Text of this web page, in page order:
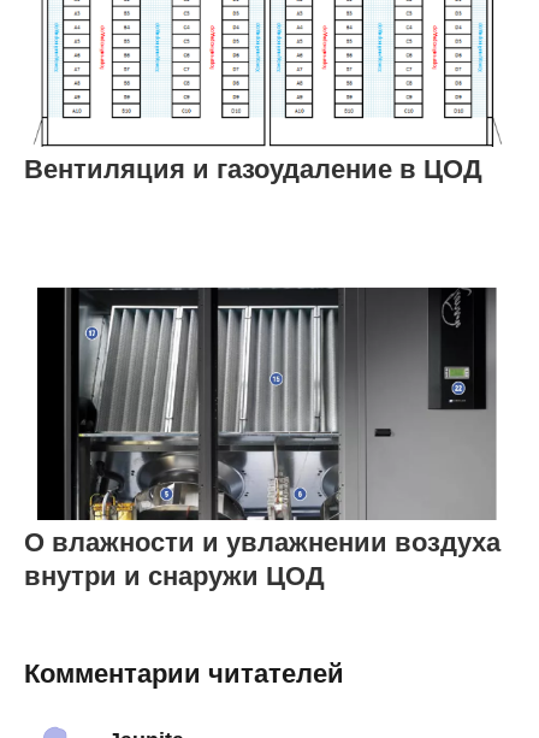
Вентиляция и газоудаление в ЦОД
О влажности и увлажнении воздуха
внутри и снаружи ЦОД
Комментарии читателей